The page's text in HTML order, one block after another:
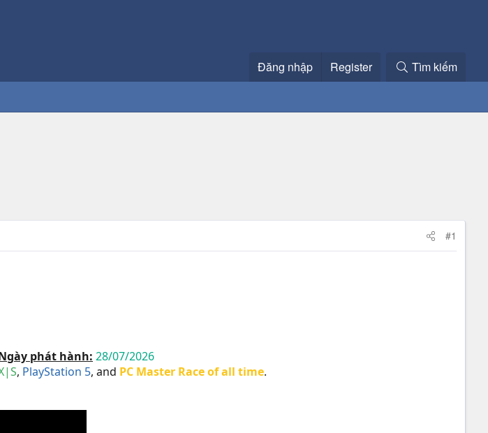
Đăng nhập Register Tìm kiếm
#1
phát hành: 28/07/2026
, PlayStation 5, and PC Master Race of all time.